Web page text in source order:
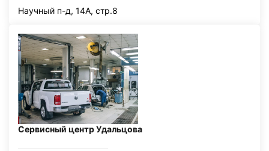
Научный п-д, 14А, стр.8
Сервисный центр Удальцова